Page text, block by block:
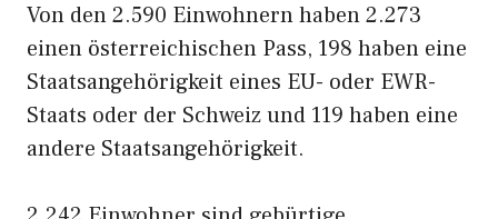
Von den 2.590 Einwohnern haben 2.273
einen österreichischen Pass, 198 haben eine
Staatsangehörigkeit eines EU- oder EWR-
Staats oder der Schweiz und 119 haben eine
andere Staatsangehörigkeit.